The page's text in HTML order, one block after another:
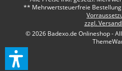
** Mehrwertsteuerfreie Bestellung
zzgl.
© 2026 Badexo.de Onlineshop -